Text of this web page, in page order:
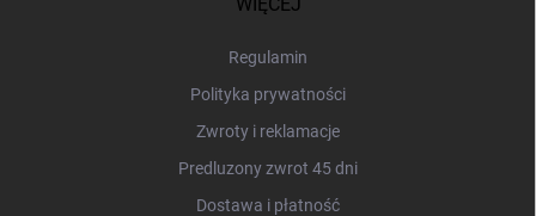
Regulamin
Polityka prywatności
Zwroty i reklamacje
Predluzony zwrot 45 dni
Dostawa i płatność